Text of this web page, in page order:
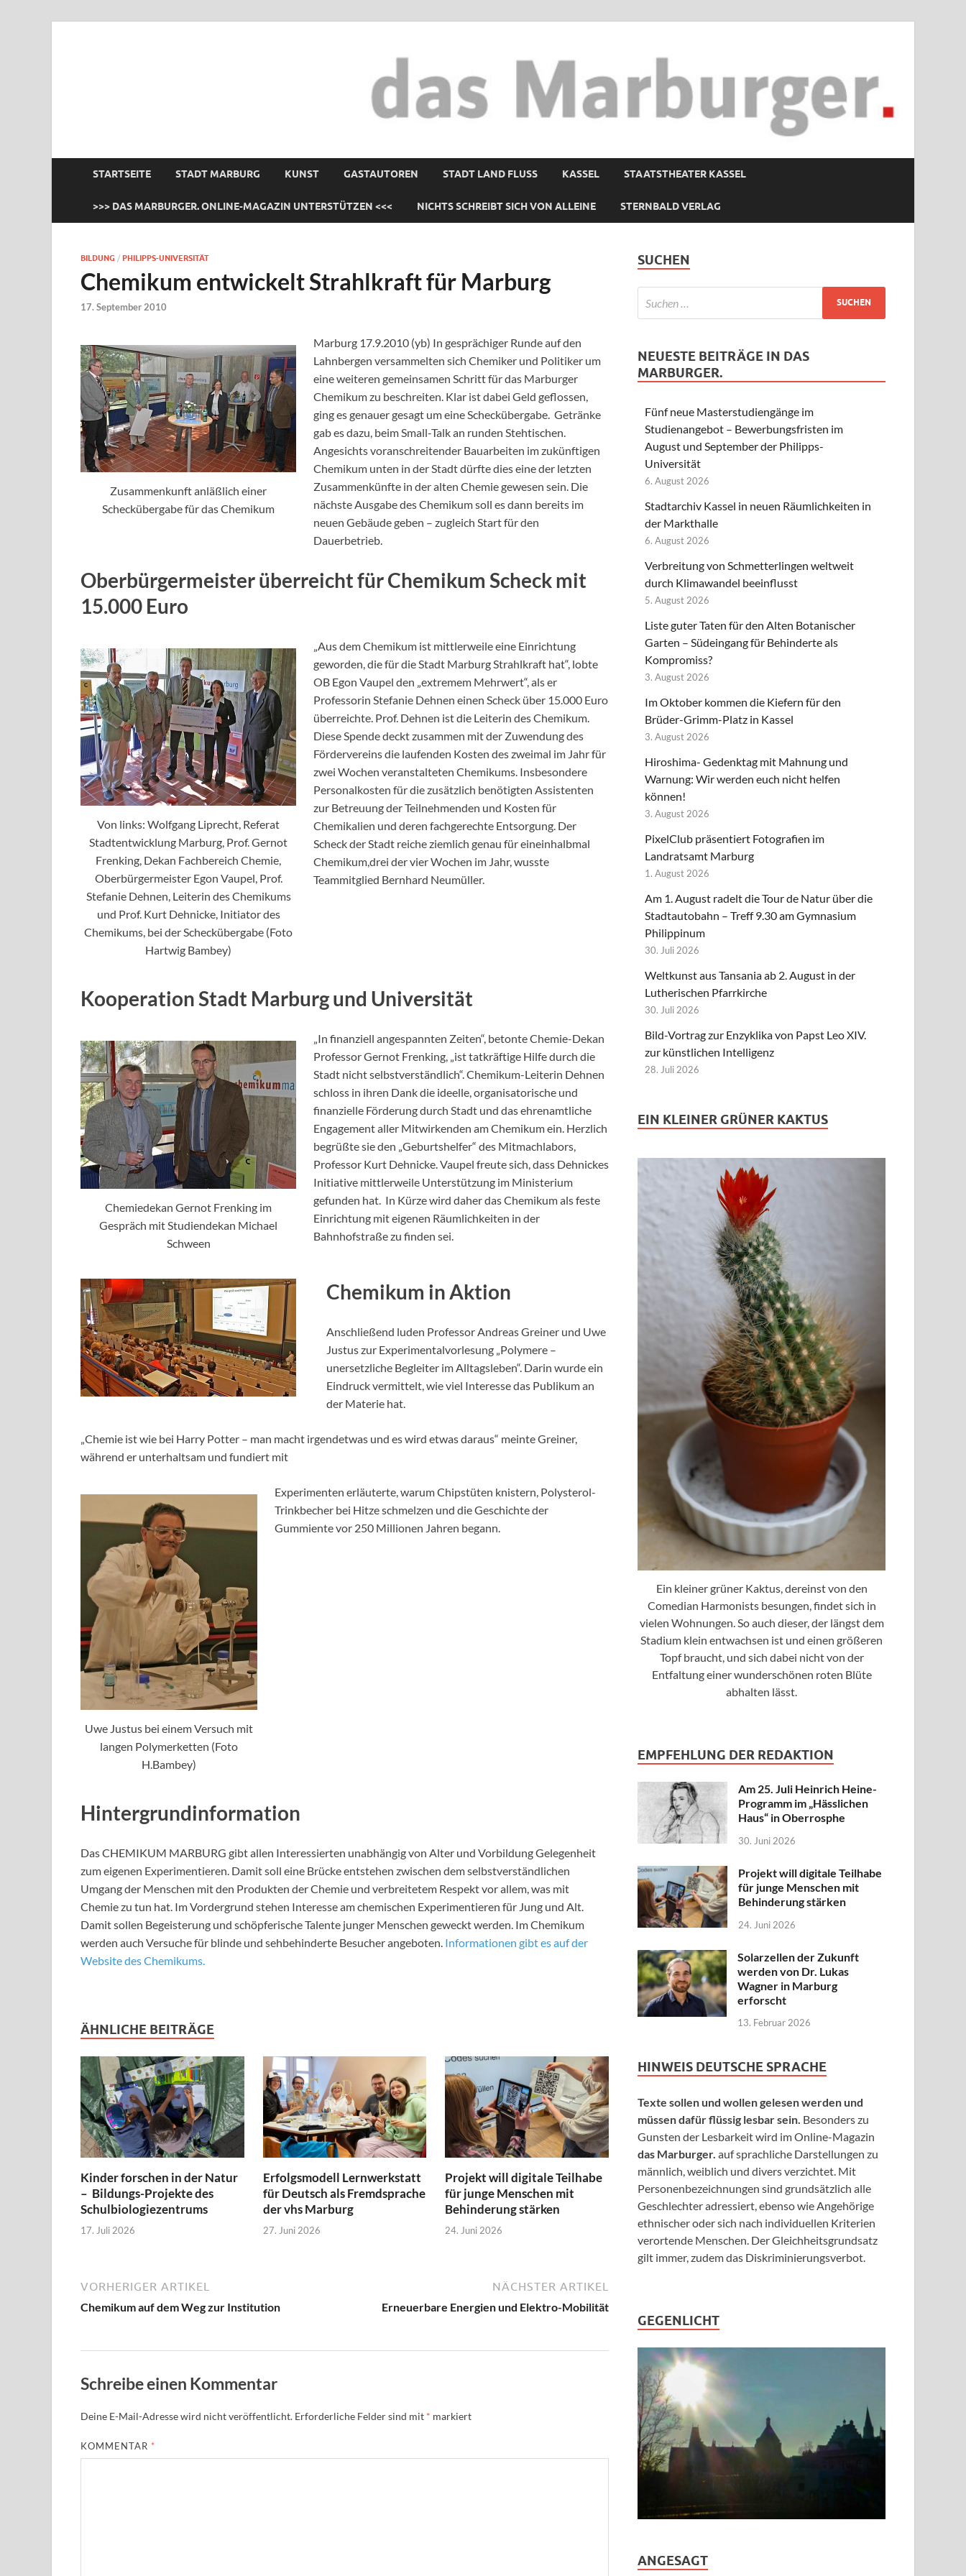
STARTSEITE STADT MARBURG KUNST GASTAUTOREN STADT LAND FLUSS KASSEL STAATSTHEATER KASSEL
>>> DAS MARBURGER. ONLINE-MAGAZIN UNTERSTÜTZEN <<< NICHTS SCHREIBT SICH VON ALLEINE STERNBALD VERLAG
BILDUNG / PHILIPPS-UNIVERSITÄT
Chemikum entwickelt Strahlkraft für Marburg
17. September 2010
Zusammenkunft anläßlich einer
Scheckübergabe für das Chemikum
Marburg 17.9.2010 (yb) In gesprächiger Runde auf den
Lahnbergen versammelten sich Chemiker und Politiker um
eine weiteren gemeinsamen Schritt für das Marburger
Chemikum zu beschreiten. Klar ist dabei Geld geflossen,
ging es genauer gesagt um eine Scheckübergabe. Getränke
gab es dazu, beim Small-Talk an runden Stehtischen.
Angesichts voranschreitender Bauarbeiten im zukünftigen
Chemikum unten in der Stadt dürfte dies eine der letzten
Zusammenkünfte in der alten Chemie gewesen sein. Die
nächste Ausgabe des Chemikum soll es dann bereits im
neuen Gebäude geben – zugleich Start für den
Dauerbetrieb.
Oberbürgermeister überreicht für Chemikum Scheck mit
15.000 Euro
Von links: Wolfgang Liprecht, Referat
Stadtentwicklung Marburg, Prof. Gernot
Frenking, Dekan Fachbereich Chemie,
Oberbürgermeister Egon Vaupel, Prof.
Stefanie Dehnen, Leiterin des Chemikums
und Prof. Kurt Dehnicke, Initiator des
Chemikums, bei der Scheckübergabe (Foto
Hartwig Bambey)
„Aus dem Chemikum ist mittlerweile eine Einrichtung
geworden, die für die Stadt Marburg Strahlkraft hat“, lobte
OB Egon Vaupel den „extremem Mehrwert“, als er
Professorin Stefanie Dehnen einen Scheck über 15.000 Euro
überreichte. Prof. Dehnen ist die Leiterin des Chemikum.
Diese Spende deckt zusammen mit der Zuwendung des
Fördervereins die laufenden Kosten des zweimal im Jahr für
zwei Wochen veranstalteten Chemikums. Insbesondere
Personalkosten für die zusätzlich benötigten Assistenten
zur Betreuung der Teilnehmenden und Kosten für
Chemikalien und deren fachgerechte Entsorgung. Der
Scheck der Stadt reiche ziemlich genau für eineinhalbmal
Chemikum,drei der vier Wochen im Jahr, wusste
Teammitglied Bernhard Neumüller.
Kooperation Stadt Marburg und Universität
Chemiedekan Gernot Frenking im
Gespräch mit Studiendekan Michael
Schween
„In finanziell angespannten Zeiten“, betonte Chemie-Dekan
Professor Gernot Frenking, „ist tatkräftige Hilfe durch die
Stadt nicht selbstverständlich“. Chemikum-Leiterin Dehnen
schloss in ihren Dank die ideelle, organisatorische und
finanzielle Förderung durch Stadt und das ehrenamtliche
Engagement aller Mitwirkenden am Chemikum ein. Herzlich
begrüßte sie den „Geburtshelfer“ des Mitmachlabors,
Professor Kurt Dehnicke. Vaupel freute sich, dass Dehnickes
Initiative mittlerweile Unterstützung im Ministerium
gefunden hat. In Kürze wird daher das Chemikum als feste
Einrichtung mit eigenen Räumlichkeiten in der
Bahnhofstraße zu finden sei.
Chemikum in Aktion
Anschließend luden Professor Andreas Greiner und Uwe
Justus zur Experimentalvorlesung „Polymere –
unersetzliche Begleiter im Alltagsleben“. Darin wurde ein
Eindruck vermittelt, wie viel Interesse das Publikum an
der Materie hat.
„Chemie ist wie bei Harry Potter – man macht irgendetwas und es wird etwas daraus“ meinte Greiner,
während er unterhaltsam und fundiert mit
Uwe Justus bei einem Versuch mit
langen Polymerketten (Foto
H.Bambey)
Experimenten erläuterte, warum Chipstüten knistern, Polysterol-
Trinkbecher bei Hitze schmelzen und die Geschichte der
Gummiente vor 250 Millionen Jahren begann.
Hintergrundinformation
Das CHEMIKUM MARBURG gibt allen Interessierten unabhängig von Alter und Vorbildung Gelegenheit
zum eigenen Experimentieren. Damit soll eine Brücke entstehen zwischen dem selbstverständlichen
Umgang der Menschen mit den Produkten der Chemie und verbreitetem Respekt vor allem, was mit
Chemie zu tun hat. Im Vordergrund stehen Interesse am chemischen Experimentieren für Jung und Alt.
Damit sollen Begeisterung und schöpferische Talente junger Menschen geweckt werden. Im Chemikum
werden auch Versuche für blinde und sehbehinderte Besucher angeboten. Informationen gibt es auf der
Website des Chemikums.
ÄHNLICHE BEITRÄGE
Kinder forschen in der Natur
– Bildungs-Projekte des
Schulbiologiezentrums
17. Juli 2026
Erfolgsmodell Lernwerkstatt
für Deutsch als Fremdsprache
der vhs Marburg
27. Juni 2026
Projekt will digitale Teilhabe
für junge Menschen mit
Behinderung stärken
24. Juni 2026
VORHERIGER ARTIKEL
Chemikum auf dem Weg zur Institution
NÄCHSTER ARTIKEL
Erneuerbare Energien und Elektro-Mobilität
Schreibe einen Kommentar
Deine E-Mail-Adresse wird nicht veröffentlicht. Erforderliche Felder sind mit * markiert
KOMMENTAR *
SUCHEN
NEUESTE BEITRÄGE IN DAS
MARBURGER.
Fünf neue Masterstudiengänge im
Studienangebot – Bewerbungsfristen im
August und September der Philipps-
Universität
6. August 2026
Stadtarchiv Kassel in neuen Räumlichkeiten in
der Markthalle
6. August 2026
Verbreitung von Schmetterlingen weltweit
durch Klimawandel beeinflusst
5. August 2026
Liste guter Taten für den Alten Botanischer
Garten – Südeingang für Behinderte als
Kompromiss?
3. August 2026
Im Oktober kommen die Kiefern für den
Brüder-Grimm-Platz in Kassel
3. August 2026
Hiroshima- Gedenktag mit Mahnung und
Warnung: Wir werden euch nicht helfen
können!
3. August 2026
PixelClub präsentiert Fotografien im
Landratsamt Marburg
1. August 2026
Am 1. August radelt die Tour de Natur über die
Stadtautobahn – Treff 9.30 am Gymnasium
Philippinum
30. Juli 2026
Weltkunst aus Tansania ab 2. August in der
Lutherischen Pfarrkirche
30. Juli 2026
Bild-Vortrag zur Enzyklika von Papst Leo XIV.
zur künstlichen Intelligenz
28. Juli 2026
EIN KLEINER GRÜNER KAKTUS
Ein kleiner grüner Kaktus, dereinst von den
Comedian Harmonists besungen, findet sich in
vielen Wohnungen. So auch dieser, der längst dem
Stadium klein entwachsen ist und einen größeren
Topf braucht, und sich dabei nicht von der
Entfaltung einer wunderschönen roten Blüte
abhalten lässt.
EMPFEHLUNG DER REDAKTION
Am 25. Juli Heinrich Heine-
Programm im „Hässlichen
Haus“ in Oberrosphe
30. Juni 2026
Projekt will digitale Teilhabe
für junge Menschen mit
Behinderung stärken
24. Juni 2026
Solarzellen der Zukunft
werden von Dr. Lukas
Wagner in Marburg
erforscht
13. Februar 2026
HINWEIS DEUTSCHE SPRACHE
Texte sollen und wollen gelesen werden und
müssen dafür flüssig lesbar sein. Besonders zu
Gunsten der Lesbarkeit wird im Online-Magazin
das Marburger. auf sprachliche Darstellungen zu
männlich, weiblich und divers verzichtet. Mit
Personenbezeichnungen sind grundsätzlich alle
Geschlechter adressiert, ebenso wie Angehörige
ethnischer oder sich nach individuellen Kriterien
verortende Menschen. Der Gleichheitsgrundsatz
gilt immer, zudem das Diskriminierungsverbot.
GEGENLICHT
ANGESAGT